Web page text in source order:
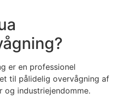
er en professionel
til pålidelig overvågning af
og industriejendomme.